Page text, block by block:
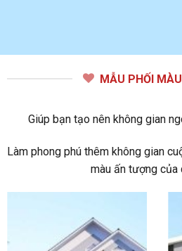
MẪU PHỐI
Giúp bạn tạo nên không gian
Làm phong phú thêm không gian
màu ấn tượng của